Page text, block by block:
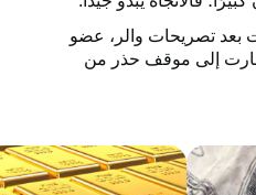
تصريحات والر، عضو
أشارت إلى موقف حذر من